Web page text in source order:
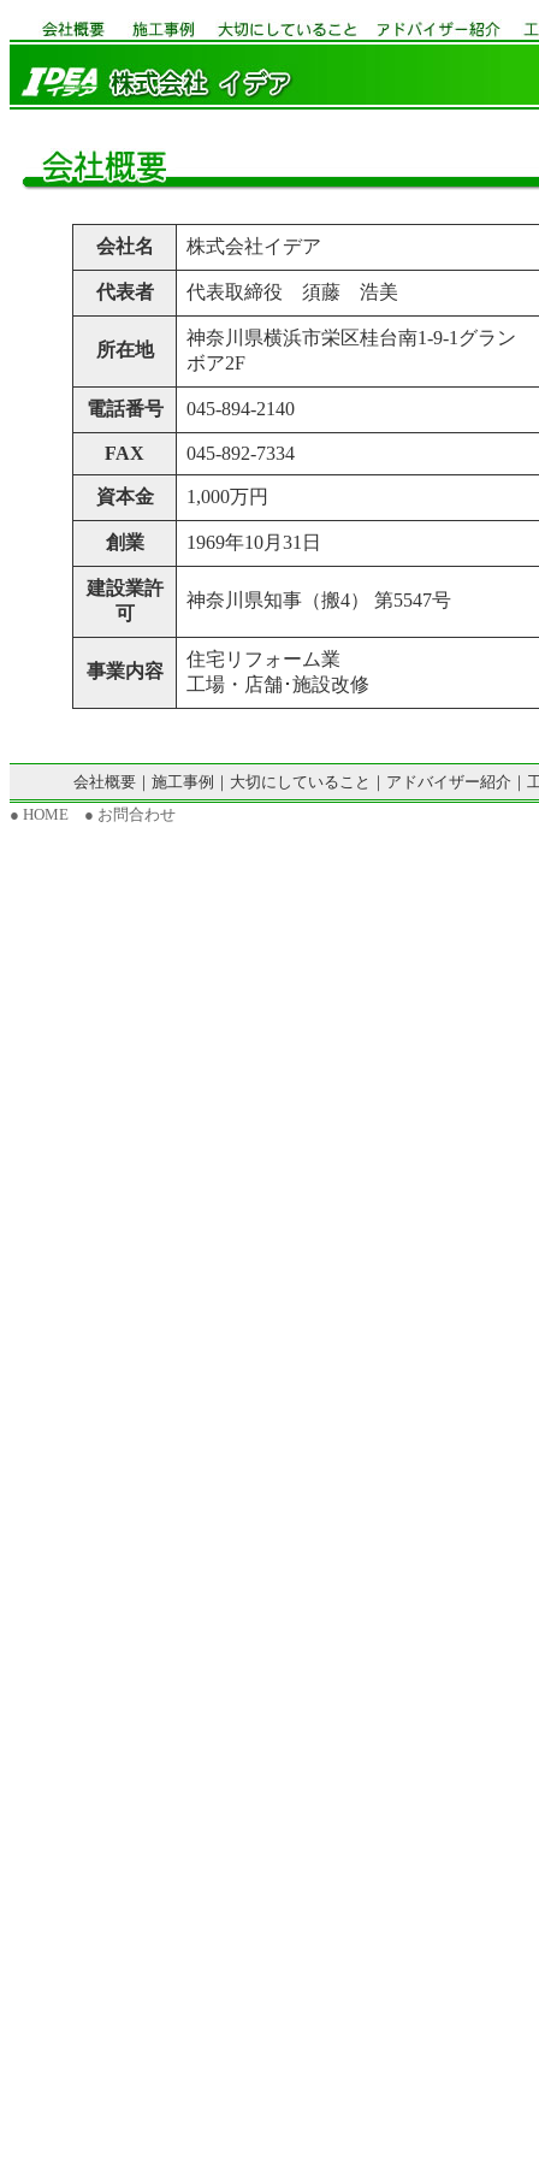
会社名 株式会社イデア
代表者 代表取締役 須藤 浩美
所在地
神奈川県横浜市栄区桂台南1-9-1グラン
ボア2F
電話番号 045-894-2140
FAX 045-892-7334
資本金 1,000万円
創業 1969年10月31日
建設業許
可
神奈川県知事（搬4） 第5547号
事業内容
住宅リフォーム業
工場・店舗･施設改修
会社概要｜ 施工事例 ｜ 大切にしていること ｜ アドバイザー紹介 ｜
● HOME
● お問合わせ